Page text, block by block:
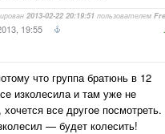
2013-02-22 20:19:51 пользователем
19:55
что группа братюнь в 12
изколесила и там уже не
хочется все другое посмотреть.
— будет колесить!